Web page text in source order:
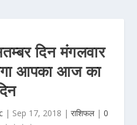
दिन मंगलवार
आपका आज का
| Sep 17, 2018 | राशिफल| 0